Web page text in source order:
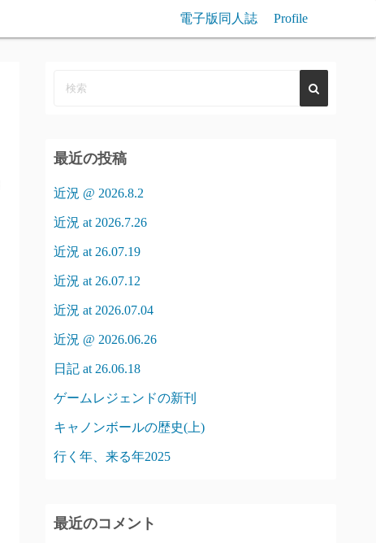
電子版同人誌 Profile
最近の投稿
近況 @ 2026.8.2
近況 at 2026.7.26
近況 at 26.07.19
近況 at 26.07.12
近況 at 2026.07.04
近況 @ 2026.06.26
日記 at 26.06.18
ゲームレジェンドの新刊
キャノンボールの歴史(上)
行く年、来る年2025
最近のコメント